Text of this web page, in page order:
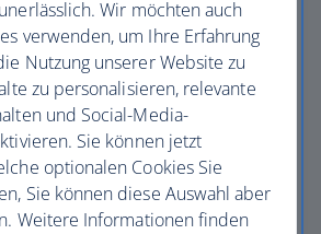
Inhalte sind kompatibel mit
und modernen Browsern
Screenreadern
und responsive Layouts
Wir möchten auch
verwenden, um Ihre Erfahrung
Nutzung unserer Website zu
zu personalisieren, relevante
und Social-Media-
Sie können jetzt
optionalen Cookies Sie
Sie können diese Auswahl aber
Weitere Informationen finden